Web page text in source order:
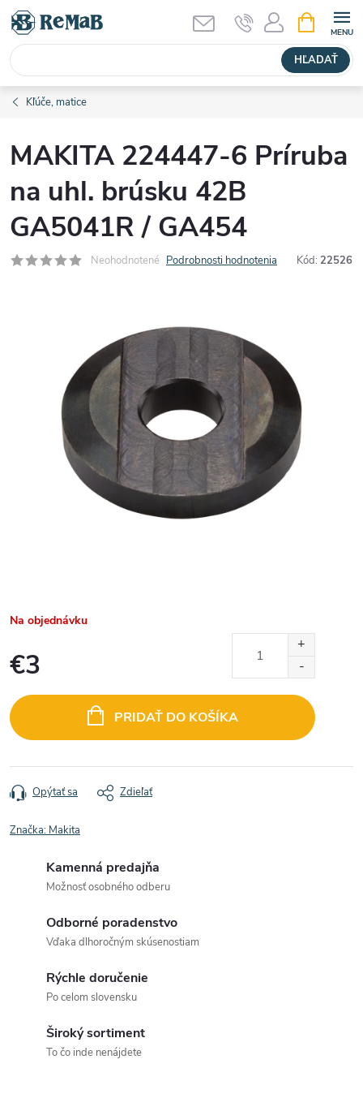
Prejsť
obsah
HĽADAŤ
KOŠÍK
Kľúče, matice
MAKITA 224447-6 Príruba
na uhl. brúsku 42B
GA5041R / GA454
Neohodnotené Podrobnosti hodnotenia Kód: 22526
Na objednávku
€3
cena:
PRIDAŤ DO KOŠÍKA
Opýtať sa Zdieľať
Značka: Makita
Kamenná predajňa
Možnosť osobného odberu
Odborné poradenstvo
Vďaka dlhoročným skúsenostiam
Rýchle doručenie
Po celom slovensku
Široký sortiment
To čo inde nenájdete